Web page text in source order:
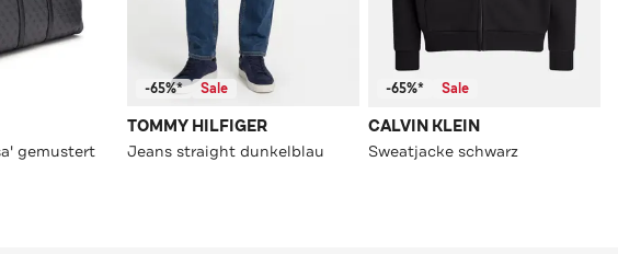
gemustert
-65%* Sale
TOMMY HILFIGER
Jeans straight dunkelblau
-65%* Sale
CALVIN KLEIN
Sweatjacke schwarz